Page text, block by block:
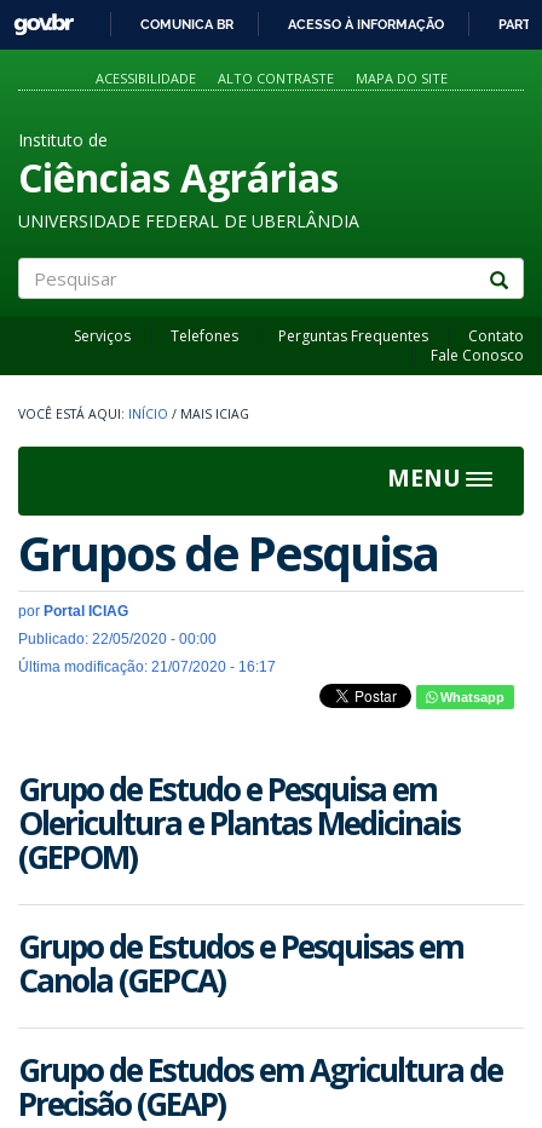
PARA
O
GOVBR
COMUNICA BR ACESSO À INFORMAÇÃO
ACESSIBILIDADE ALTO CONTRASTE MAPA DO SITE
Instituto de
Ciências Agrárias
UNIVERSIDADE FEDERAL DE UBERLÂNDIA
Serviços Telefones Perguntas Frequentes
Contato
Fale Conosco
INÍCIO / MAIS ICIAG
MENU
Toggle
Grupos de Pesquisa
por Portal ICIAG
Publicado: 22/05/2020 - 00:00
Última modificação: 21/07/2020 - 16:17
Whatsapp
Grupo de Estudo e Pesquisa em
Olericultura e Plantas Medicinais
(GEPOM)
Grupo de Estudos e Pesquisas em
Canola (GEPCA)
Grupo de Estudos em Agricultura de
Precisão (GEAP)